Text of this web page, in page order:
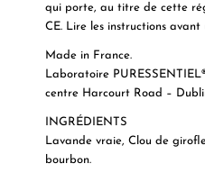
qui porte, au titre de cette
CE. Lire les instructions avant
Made in France.
Laboratoire
centre Harcourt Road –
INGRÉDIENTS
Lavande vraie, Clou de
bourbon.